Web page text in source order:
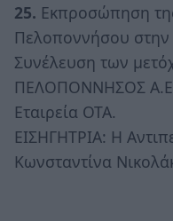
25. Εκπροσώπηση
Πελοποννήσου στην
Συνέλευση των
ΠΕΛΟΠΟΝΝΗΣΟΣ Α.Ε.
Εταιρεία ΟΤΑ.
ΕΙΣΗΓΗΤΡΙΑ: Η
Κωνσταντίνα